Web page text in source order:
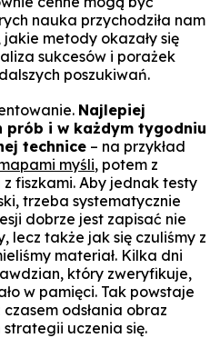
nauka przychodziła nam
metody okazały się
sukcesów i porażek
poszukiwań.
Najlepiej
prób i w każdym tygodniu
technice – na przykład
myśli, potem z
fiszkami. Aby jednak testy
trzeba systematycznie
dobrze jest zapisać nie
lecz także jak się czuliśmy z
materiał. Kilka dni
który zweryfikuje,
w pamięci. Tak powstaje
odsłania obraz
strategii uczenia się.